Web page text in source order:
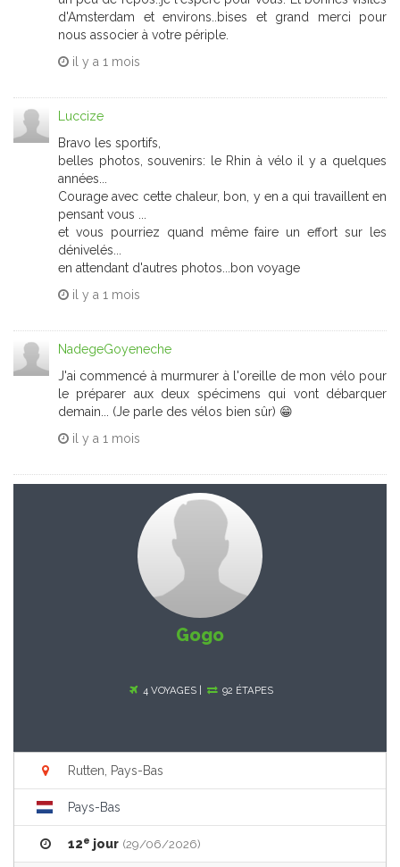
d'Amsterdam et environs..bises et grand merci pour
nous associer à votre périple.
il y a 1 mois
Luccize
Bravo les sportifs,
belles photos, souvenirs: le Rhin à vélo il y a quelques
années...
Courage avec cette chaleur, bon, y en a qui travaillent en
pensant vous ...
et vous pourriez quand même faire un effort sur les
dénivelés...
en attendant d'autres photos...bon voyage
il y a 1 mois
NadegeGoyeneche
J'ai commencé à murmurer à l'oreille de mon vélo pour
le préparer aux deux spécimens qui vont débarquer
demain... (Je parle des vélos bien sûr) 😁
il y a 1 mois
Gogo
4 VOYAGES | 92 ÉTAPES
Rutten, Pays-Bas
Pays-Bas
12e jour (29/06/2026)